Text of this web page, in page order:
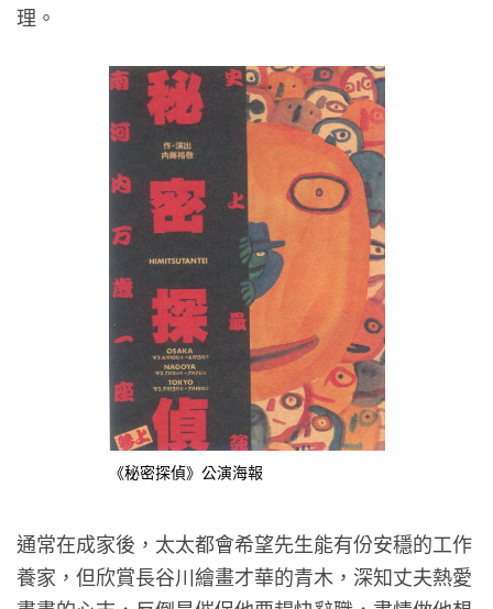
理。
《秘密探偵》公演海報
通常在成家後，太太都會希望先生能有份安穩的工作
養家，但欣賞長谷川繪畫才華的青木，深知丈夫熱愛